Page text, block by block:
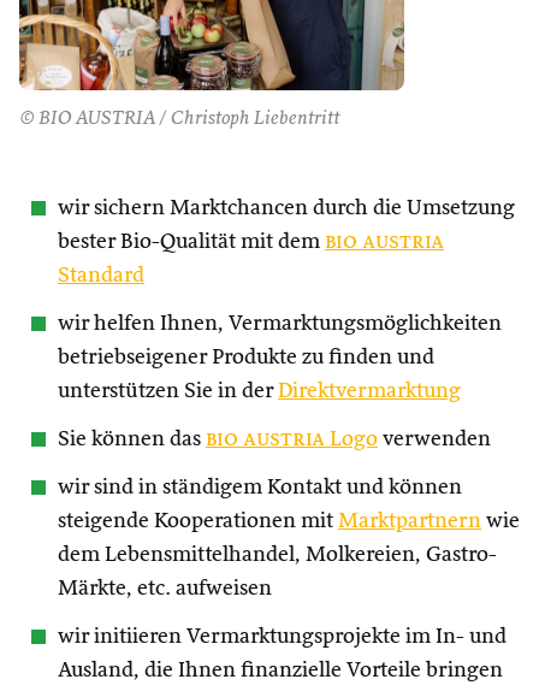
© BIO AUSTRIA / Christoph Liebentritt
wir sichern Marktchancen durch die Umsetzung
bester Bio-Qualität mit dem bio austria
Standard
wir helfen Ihnen, Vermarktungsmöglichkeiten
betriebseigener Produkte zu finden und
unterstützen Sie in derDirektvermarktung
Sie können das bio austria Logo verwenden
wir sind in ständigem Kontakt und können
steigende Kooperationen mit Marktpartnern wie
dem Lebensmittelhandel, Molkereien, Gastro-
Märkte, etc. aufweisen
wir initiieren Vermarktungsprojekte im In- und
Ausland, die Ihnen finanzielle Vorteile bringen